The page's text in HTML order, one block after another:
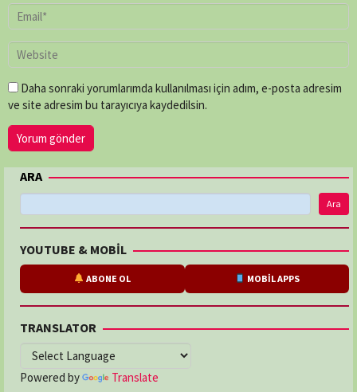
Daha sonraki yorumlarımda kullanılması için adım, e-posta adresim
ve site adresim bu tarayıcıya kaydedilsin.
ARA
Ara
YOUTUBE & MOBİL
ABONE OL MOBİL APPS
TRANSLATOR
Powered by Translate